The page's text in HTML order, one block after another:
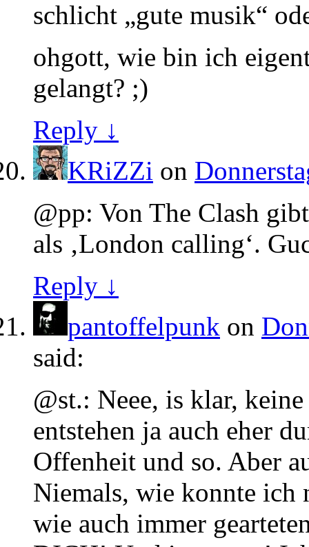
schlicht „gute musik“
ohgott, wie bin ich
gelangt? ;)
Reply ↓
KRiZZi on
@pp: Von The Clash
als ‚London calling‘.
Reply ↓
pantoffelpunk on
said:
@st.: Neee, is klar,
entstehen ja auch eher
Offenheit und so. Aber
Niemals, wie konnte ich
wie auch immer